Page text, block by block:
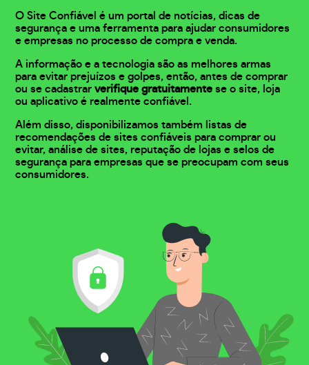
O Site Confiável é um portal de notícias, dicas de
segurança e uma ferramenta para ajudar consumidores
e empresas no processo de compra e venda.
A informação e a tecnologia são as melhores armas
para evitar prejuízos e golpes, então, antes de comprar
ou se cadastrarverifique gratuitamente se o site, loja
ou aplicativo é realmente confiável.
Além disso, disponibilizamos também listas de
recomendações de sites confiáveis para comprar ou
evitar, análise de sites, reputação de lojas e selos de
segurança para empresas que se preocupam com seus
consumidores.